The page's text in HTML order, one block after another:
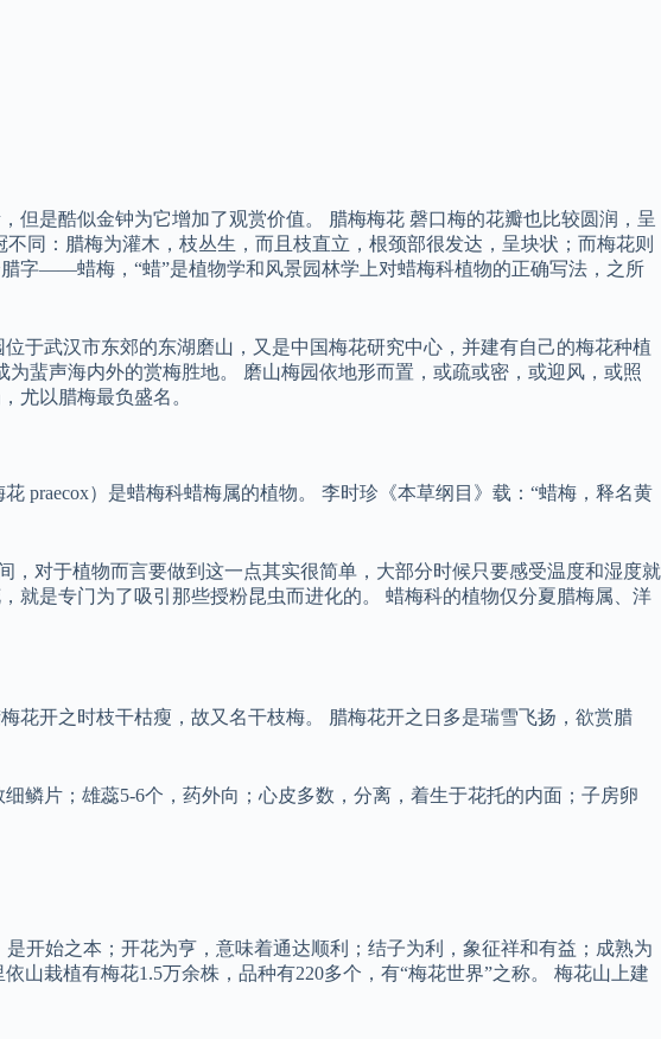
是酷似金钟为它增加了观赏价值。 腊梅梅花 磬口梅的花瓣也比较圆润，呈
同：腊梅为灌木，枝丛生，而且枝直立，根颈部很发达，呈块状；而梅花则
字——蜡梅，“蜡”是植物学和风景园林学上对蜡梅科植物的正确写法，之所
于武汉市东郊的东湖磨山，又是中国梅花研究中心，并建有自己的梅花种植
蜚声海内外的赏梅胜地。 磨山梅园依地形而置，或疏或密，或迎风，或照
尤以腊梅最负盛名。
praecox）是蜡梅科蜡梅属的植物。 李时珍《本草纲目》载：“蜡梅，释名黄
对于植物而言要做到这一点其实很简单，大部分时候只要感受温度和湿度就
就是专门为了吸引那些授粉昆虫而进化的。 蜡梅科的植物仅分夏腊梅属、洋
花开之时枝干枯瘦，故又名干枝梅。 腊梅花开之日多是瑞雪飞扬，欲赏腊
鳞片；雄蕊5-6个，药外向；心皮多数，分离，着生于花托的内面；子房卵
开始之本；开花为亨，意味着通达顺利；结子为利，象征祥和有益；成熟为
山栽植有梅花1.5万余株，品种有220多个，有“梅花世界”之称。 梅花山上建